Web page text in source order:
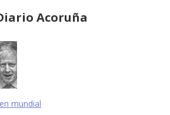
Acoruña
mundial